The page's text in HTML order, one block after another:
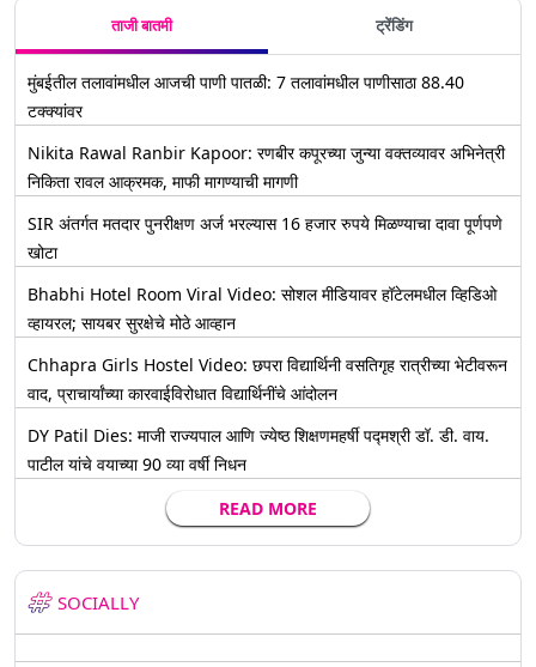
ताजी बातमी ट्रेंडिंग
मुंबईतील तलावांमधील आजची पाणी पातळी: 7 तलावांमधील पाणीसाठा 88.40
टक्क्यांवर
Nikita Rawal Ranbir Kapoor: रणबीर कपूरच्या जुन्या वक्तव्यावर अभिनेत्री
निकिता रावल आक्रमक, माफी मागण्याची मागणी
SIR अंतर्गत मतदार पुनरीक्षण अर्ज भरल्यास 16 हजार रुपये मिळण्याचा दावा पूर्णपणे
खोटा
Bhabhi Hotel Room Viral Video: सोशल मीडियावर हॉटेलमधील व्हिडिओ
व्हायरल; सायबर सुरक्षेचे मोठे आव्हान
Chhapra Girls Hostel Video: छपरा विद्यार्थिनी वसतिगृह रात्रीच्या भेटीवरून
वाद, प्राचार्यांच्या कारवाईविरोधात विद्यार्थिनींचे आंदोलन
DY Patil Dies: माजी राज्यपाल आणि ज्येष्ठ शिक्षणमहर्षी पद्मश्री डॉ. डी. वाय.
पाटील यांचे वयाच्या 90 व्या वर्षी निधन
READ MORE
SOCIALLY